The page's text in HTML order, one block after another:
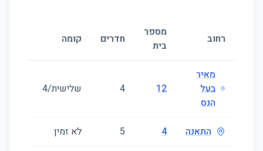
רחוב
מספר
בית
חדרים קומה
מאיר
בעל
הנס
12
4 שלישית/4
התאנה 4
5 לא זמין